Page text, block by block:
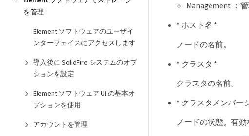
を管理
Element ソフトウェアのユーザイ
ンターフェイスにアクセスします
導入後に SolidFire システムのオプ
ションを設定
Element ソフトウェア UI の基本オ
プションを使用
アカウントを管理
Management ：管
* ホスト名 *
ノードの名前。
* クラスタ *
クラスタの名前。
* クラスタメンバー
ノードの状態。有効